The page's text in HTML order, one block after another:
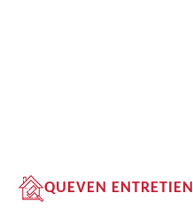
QUEVEN ENTRETIEN